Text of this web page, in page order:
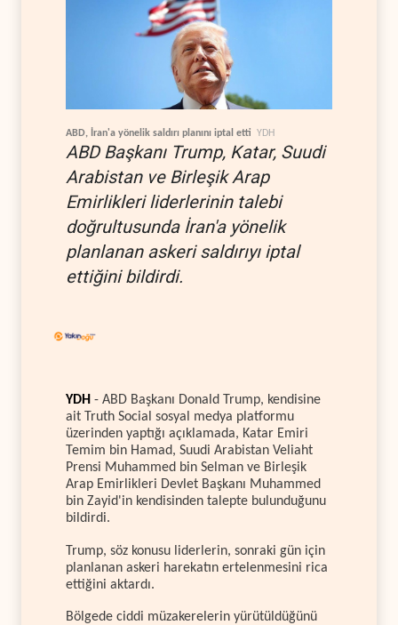
ABD, İran'a yönelik saldırı planını iptal etti YDH
ABD Başkanı Trump, Katar, Suudi
Arabistan ve Birleşik Arap
Emirlikleri liderlerinin talebi
doğrultusunda İran'a yönelik
planlanan askeri saldırıyı iptal
ettiğini bildirdi.
YDH - ABD Başkanı Donald Trump, kendisine
ait Truth Social sosyal medya platformu
üzerinden yaptığı açıklamada, Katar Emiri
Temim bin Hamad, Suudi Arabistan Veliaht
Prensi Muhammed bin Selman ve Birleşik
Arap Emirlikleri Devlet Başkanı Muhammed
bin Zayid'in kendisinden talepte bulunduğunu
bildirdi.
Trump, söz konusu liderlerin, sonraki gün için
planlanan askeri harekatın ertelenmesini rica
ettiğini aktardı.
Bölgede ciddi müzakerelerin yürütüldüğünü